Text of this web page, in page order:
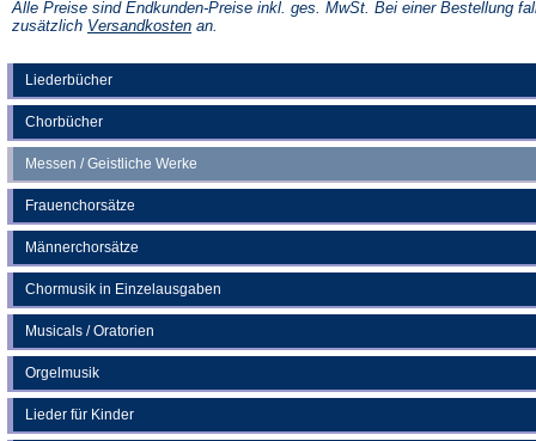
Liederbücher
Chorbücher
Messen / Geistliche Werke
Frauenchorsätze
Männerchorsätze
Chormusik in Einzelausgaben
Musicals / Oratorien
Orgelmusik
Lieder für Kinder
einem
neuen
Alle Preise sind Endkunden-Preise inkl. ges. MwSt. Bei einer Bestellung
zusätzlich Versandkosten(Öffnet
an.